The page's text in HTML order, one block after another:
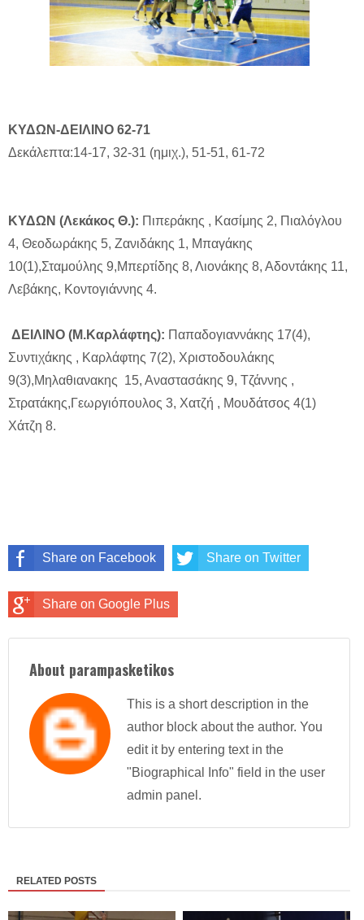
ΚΥΔΩΝ-ΔΕΙΛΙΝΟ 62-71
Δεκάλεπτα:14-17, 32-31 (ημιχ.), 51-51, 61-72
ΚΥΔΩΝ (Λεκάκος Θ.): Πιπεράκης , Κασίμης 2, Πιαλόγλου
4, Θεοδωράκης 5, Ζανιδάκης 1, Μπαγάκης
10(1),Σταμούλης 9,Μπερτίδης 8, Λιονάκης 8, Αδοντάκης 11,
Λεβάκης, Κοντογιάννης 4.
ΔΕΙΛΙΝΟ (Μ.Καρλάφτης): Παπαδογιαννάκης 17(4),
Συντιχάκης , Καρλάφτης 7(2), Χριστοδουλάκης
9(3),Μηλαθιανακης 15, Αναστασάκης 9, Τζάννης ,
Στρατάκης,Γεωργιόπουλος 3, Χατζή , Μουδάτσος 4(1)
Χάτζη 8.
Share on Facebook Share on Twitter
Share on Google Plus
About parampasketikos
This is a short description in the
author block about the author. You
edit it by entering text in the
"Biographical Info" field in the user
admin panel.
RELATED POSTS